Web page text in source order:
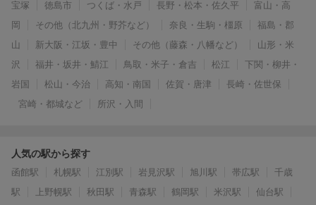
宝塚 徳島市 つくば・水戸 長野・松本・佐久平
富山・高
岡
その他（北九州・野芥など） 奈良・生駒・橿原
福島・郡
山
新大阪・江坂・豊中 その他（藤森・八幡など）
山形・米
沢
福井・坂井・鯖江 鳥取・米子・倉吉 松江
下関・柳井・
岩国
松山・今治 高知・南国 佐賀・唐津
長崎・佐世保
宮崎・都城など
所沢・入間
人気の駅から探す
函館駅 札幌駅 江別駅 岩見沢駅 旭川駅 帯広駅
千歳
駅
上野幌駅 秋田駅 青森駅 鶴岡駅 米沢駅
仙台駅